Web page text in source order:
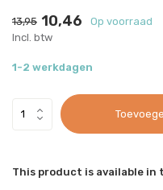
13,95 10,46
Op voorraad
Incl. btw
1-2 werkdagen
This product is available